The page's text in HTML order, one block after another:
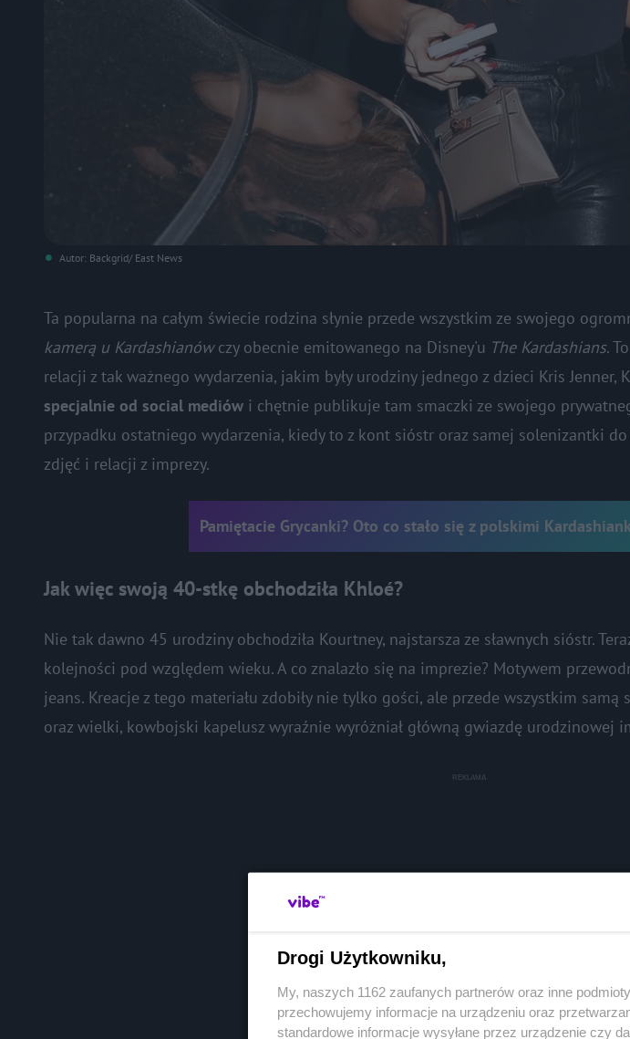
Autor: Backgrid/ East News
Ta popularna na całym świecie rodzina słynie przede wszystkim ze swojego
kamerą u Kardashianówczy obecnie emitowanego na Disney'u The Kardashians.
relacji z tak ważnego wydarzenia, jakim były urodziny jednego z dzieci Kris Jenner,
specjalnie od social mediów i chętnie publikuje tam smaczki ze swojego
przypadku ostatniego wydarzenia, kiedy to z kont sióstr oraz samej solenizantki
zdjęć i relacji z imprezy.
Pamiętacie Grycanki? Oto co stało się z polskimi
Jak więc swoją 40-stkę obchodziła Khloé?
Nie tak dawno 45 urodziny obchodziła Kourtney, najstarsza ze sławnych sióstr.
kolejności pod względem wieku. A co znalazło się na imprezie? Motywem
jeans. Kreacje z tego materiału zdobiły nie tylko gości, ale przede wszystkim
oraz wielki, kowbojski kapelusz wyraźnie wyróżniał główną gwiazdę urodzinowej
Drogi Użytkowniku,
My, naszych 1162 zaufanych partnerów oraz inne
przechowujemy informacje na urządzeniu oraz
standardowe informacje wysyłane przez urządzenie czy